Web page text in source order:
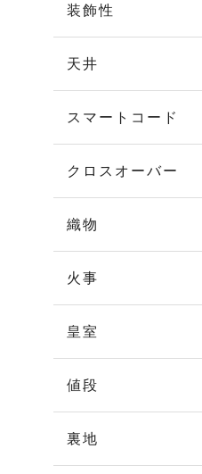
装飾性
天井
スマートコード
クロスオーバー
織物
火事
皇室
値段
裏地